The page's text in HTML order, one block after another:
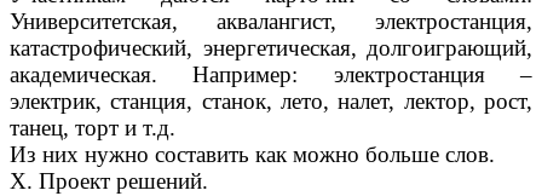
Университетская, аквалангист, электростанция,
катастрофический, энергетическая, долгоиграющий,
академическая. Например: электростанция –
электрик, станция, станок, лето, налет, лектор, рост,
танец, торт и т.д.
Из них нужно составить как можно больше слов.
X. Проект решений.